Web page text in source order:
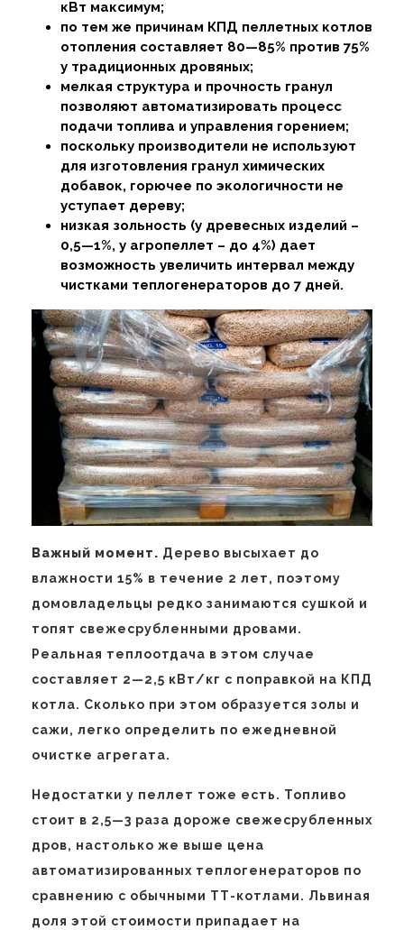
кВт максимум;
по тем же причинам КПД пеллетных котлов
отопления составляет 80—85% против 75%
у традиционных дровяных;
мелкая структура и прочность гранул
позволяют автоматизировать процесс
подачи топлива и управления горением;
поскольку производители не используют
для изготовления гранул химических
добавок, горючее по экологичности не
уступает дереву;
низкая зольность (у древесных изделий –
0,5—1%, у агропеллет – до 4%) дает
возможность увеличить интервал между
чистками теплогенераторов до 7 дней.
Важный момент. Дерево высыхает до
влажности 15% в течение 2 лет, поэтому
домовладельцы редко занимаются сушкой и
топят свежесрубленными дровами.
Реальная теплоотдача в этом случае
составляет 2—2,5 кВт/кг с поправкой на КПД
котла. Сколько при этом образуется золы и
сажи, легко определить по ежедневной
очистке агрегата.
Недостатки у пеллет тоже есть. Топливо
стоит в 2,5—3 раза дороже свежесрубленных
дров, настолько же выше цена
автоматизированных теплогенераторов по
сравнению с обычными ТТ-котлами. Львиная
доля этой стоимости припадает на